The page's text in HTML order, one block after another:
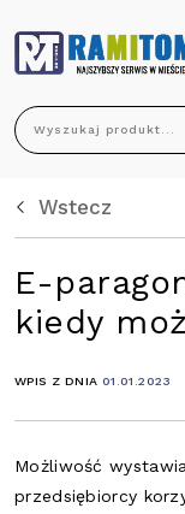
Wyszukaj produkt...
Wstecz
E-
kiedy
WPIS Z DNIA 01.01.2023
Możliwość
przedsiębiorcy